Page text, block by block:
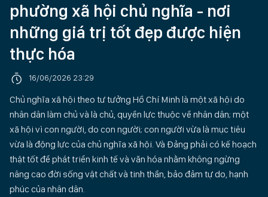
phường xã hội chủ nghĩa - nơi
những giá trị tốt đẹp được hiện
thực hóa
16/06/2026 23:29
Chủ nghĩa xã hội theo tư tưởng Hồ Chí Minh là một xã hội do
nhân dân làm chủ và là chủ, quyền lực thuộc về nhân dân; một
xã hội vì con người, do con người; con người vừa là mục tiêu
vừa là động lực của chủ nghĩa xã hội. Và Ðảng phải có kế hoạch
thật tốt để phát triển kinh tế và văn hóa nhằm không ngừng
nâng cao đời sống vật chất và tinh thần, bảo đảm tự do, hạnh
phúc của nhân dân.